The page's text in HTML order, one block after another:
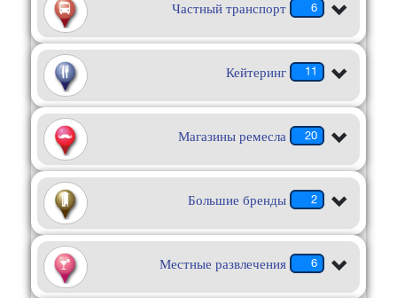
6
Частный транспорт
11
Кейтеринг
20
Магазины ремесла
2
Большие бренды
6
Местные развлечения